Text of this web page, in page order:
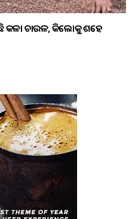
କଳା ଚାଉଳ, କିଲୋକୁ ଶହେ